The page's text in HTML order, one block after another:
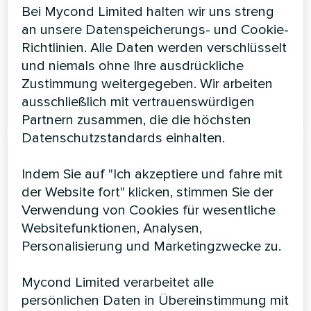
geeignet
Kühlleistung:2,93 ... 11,29 kW
Heizleistung:3,31 ... 13,13 kW
MEHR LESEN
Gebläsekonvektoren der Serie
Bei Mycond Limited halten wir uns streng
an unsere Datenspeicherungs- und Cookie-
Richtlinien. Alle Daten werden verschlüsselt
und niemals ohne Ihre ausdrückliche
Zustimmung weitergegeben. Wir arbeiten
ausschließlich mit vertrauenswürdigen
Partnern zusammen, die die höchsten
Datenschutzstandards einhalten.
Indem Sie auf "Ich akzeptiere und fahre mit
der Website fort" klicken, stimmen Sie der
Verwendung von Cookies für wesentliche
Websitefunktionen, Analysen,
Personalisierung und Marketingzwecke zu.
Mycond Limited verarbeitet alle
persönlichen Daten in Übereinstimmung mit